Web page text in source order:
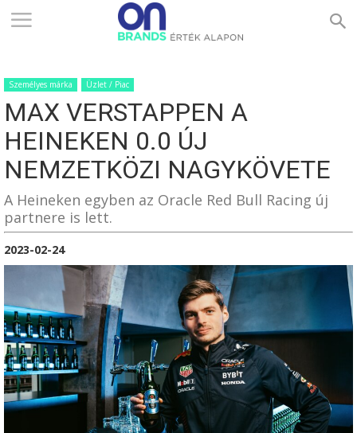
ONBRANDS
–
ÉRTÉK
ALAPON
Személyes márka Üzlet / Piac
MAX VERSTAPPEN A
HEINEKEN 0.0 ÚJ
NEMZETKÖZI NAGYKÖVETE
A Heineken egyben az Oracle Red Bull Racing új
partnere is lett.
2023-02-24